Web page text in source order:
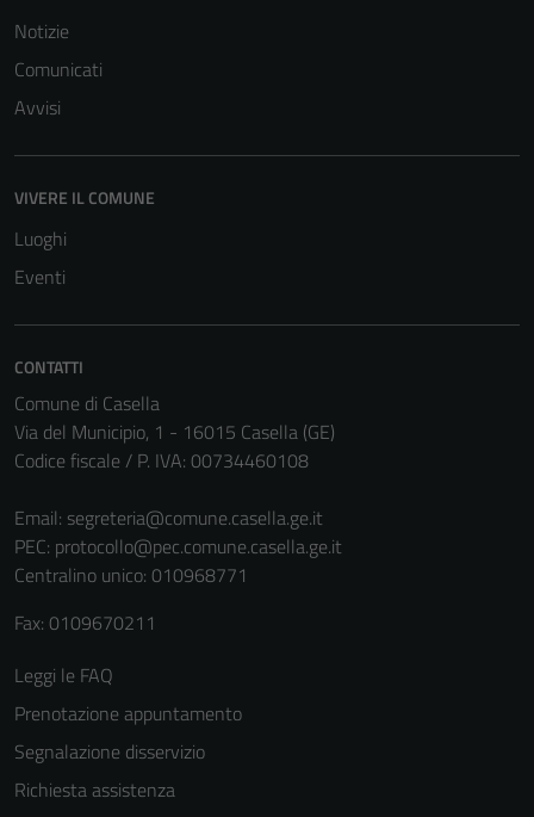
Notizie
Comunicati
Avvisi
VIVERE IL COMUNE
Luoghi
Eventi
CONTATTI
Comune di Casella
Via del Municipio, 1 - 16015 Casella (GE)
Codice fiscale / P. IVA: 00734460108
Email: segreteria@comune.casella.ge.it
PEC: protocollo@pec.comune.casella.ge.it
Centralino unico: 010968771
Fax: 0109670211
Leggi le FAQ
Prenotazione appuntamento
Segnalazione disservizio
Richiesta assistenza
del sito e non
informazioni
Terze parti
Questi cookie
impostati da
una serie di